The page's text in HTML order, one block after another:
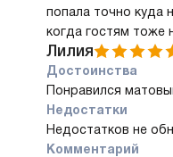
попала точно куда
когда гостям тоже
Лилия
Достоинства
Понравился
Недостатки
Недостатков не
Комментарий